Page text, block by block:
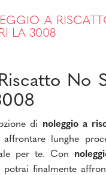
A
LA 3008
No
di noleggio a
lunghe
per te. Con
potrai finalmente